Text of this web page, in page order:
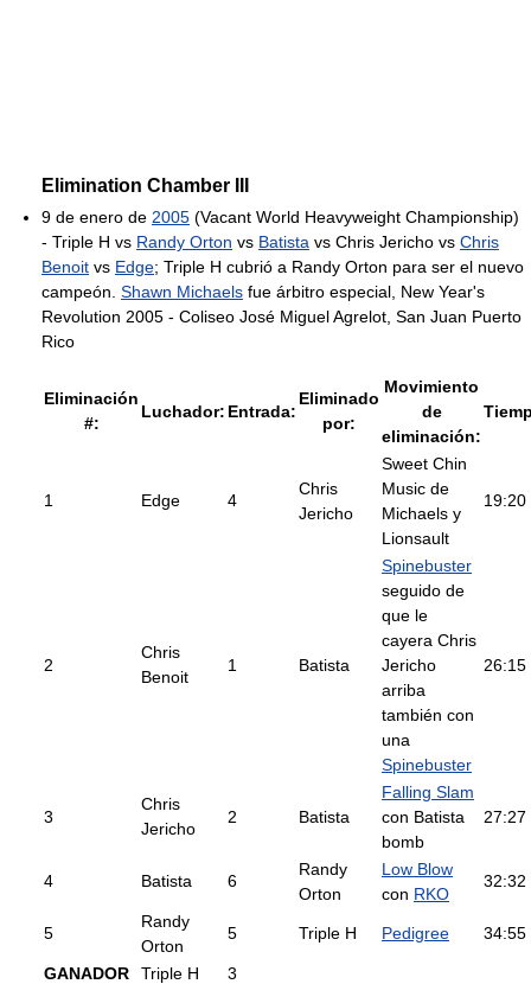
Elimination Chamber III
9 de enero de 2005 (Vacant World Heavyweight Championship)
- Triple H vs Randy Orton vs Batista vs Chris Jericho vs Chris
Benoit vs Edge; Triple H cubrió a Randy Orton para ser el nuevo
campeón. Shawn Michaels fue árbitro especial, New Year's
Revolution 2005 - Coliseo José Miguel Agrelot, San Juan Puerto
Rico
Eliminación
#:
Luchador: Entrada:
Eliminado
por:
Movimiento
de
eliminación:
1 Edge 4
Chris
Jericho
Sweet Chin
Music de
Michaels y
Lionsault
19:20
2
Chris
Benoit
1 Batista
Spinebuster
seguido de
que le
cayera Chris
Jericho
arriba
también con
una
Spinebuster
26:15
3
Chris
Jericho
2 Batista
Falling Slam
con Batista
bomb
27:27
4 Batista 6
Randy
Orton
Low Blow
con RKO
32:32
5
Randy
Orton
5 Triple H Pedigree 34:55
GANADOR Triple H
3